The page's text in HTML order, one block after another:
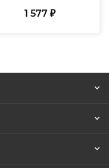
1 577 ₽